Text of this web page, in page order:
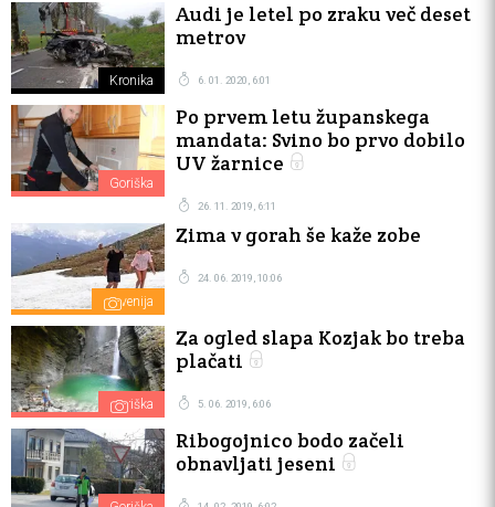
Kronika
Audi je letel po zraku več deset
metrov
6. 01. 2020, 6:01
Goriška
Po prvem letu županskega
mandata: Svino bo prvo dobilo
UV žarnice
26. 11. 2019, 6:11
Slovenija
Zima v gorah še kaže zobe
24. 06. 2019, 10:06
Goriška
Za ogled slapa Kozjak bo treba
plačati
5. 06. 2019, 6:06
Ribogojnico bodo začeli
obnavljati jeseni